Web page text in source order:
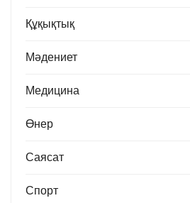
Құқықтық
Мәдениет
Медицина
Өнер
Саясат
Спорт